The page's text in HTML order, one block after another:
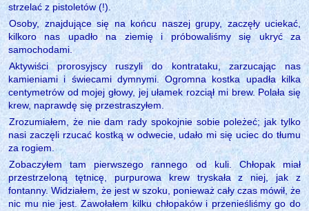
strzelać z pistoletów (!).
Osoby, znajdujące się na końcu naszej grupy, zaczęły uciekać,
kilkoro nas upadło na ziemię i próbowaliśmy się ukryć za
samochodami.
Aktywiści prorosyjscy ruszyli do kontrataku, zarzucając nas
kamieniami i świecami dymnymi. Ogromna kostka upadła kilka
centymetrów od mojej głowy, jej ułamek rozciął mi brew. Polała się
krew, naprawdę się przestraszyłem.
Zrozumiałem, że nie dam rady spokojnie sobie poleżeć; jak tylko
nasi zaczęli rzucać kostką w odwecie, udało mi się uciec do tłumu
za rogiem.
Zobaczyłem tam pierwszego rannego od kuli. Chłopak miał
przestrzeloną tętnicę, purpurowa krew tryskała z niej, jak z
fontanny. Widziałem, że jest w szoku, ponieważ cały czas mówił, że
nic mu nie jest. Zawołałem kilku chłopaków i przenieśliśmy go do